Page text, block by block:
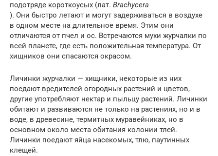
подотряде короткоусых (лат. Brachycera
). Они быстро летают и могут задерживаться в воздухе
в одном месте на длительное время. Этим они
отличаются от пчел и ос. Встречаются мухи журчалки по
всей планете, где есть положительная температура. От
хищников они спасаются окрасом.
Личинки журчалки — хищники, некоторые из них
поедают вредителей огородных растений и цветов,
другие употребляют нектар и пыльцу растений. Личинки
обитают и развиваются не только на растениях, но и в
воде, в древесине, термитных муравейниках, но в
основном около места обитания колонии тлей.
Личинки поедают яйца насекомых, тлю, паутинных
клещей.